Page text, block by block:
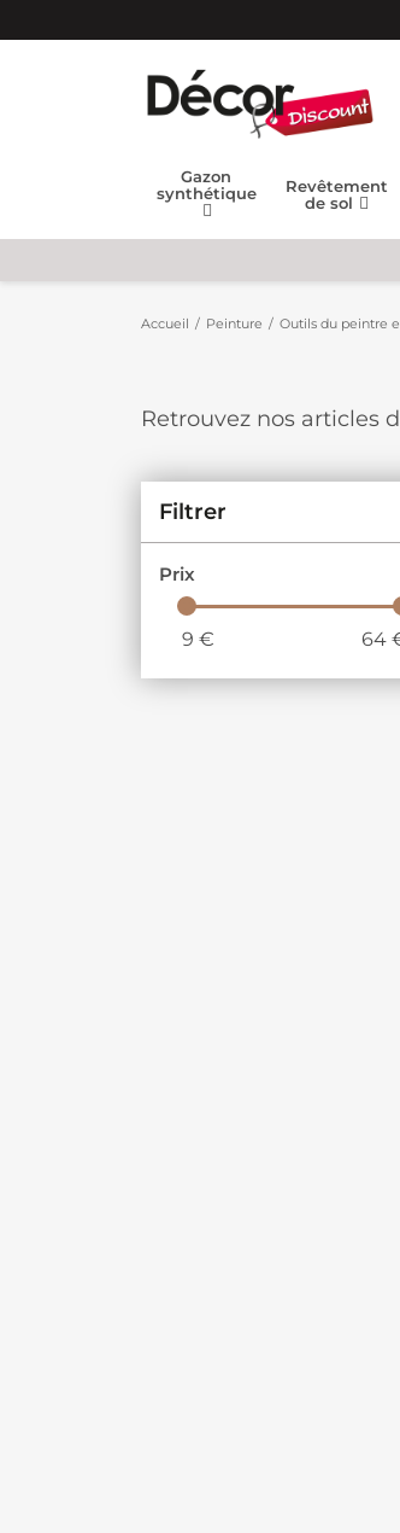
Gazon
synthétique
Revêtement
de sol
Accueil Peinture Outils du peintre
Retrouvez nos articles
nos produits vous
Filtrer
Prix
9 € 64